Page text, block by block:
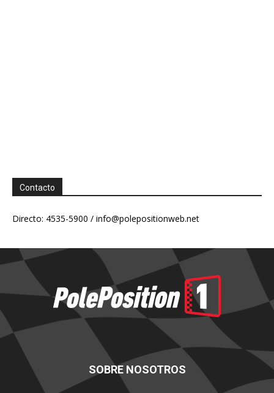
Contacto
Directo: 4535-5900 / info@polepositionweb.net
SOBRE NOSOTROS